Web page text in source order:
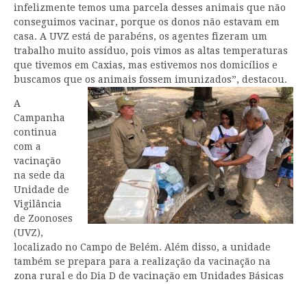
infelizmente temos uma parcela desses animais que não
conseguimos vacinar, porque os donos não estavam em
casa. A UVZ está de parabéns, os agentes fizeram um
trabalho muito assíduo, pois vimos as altas temperaturas
que tivemos em Caxias, mas estivemos nos domicílios e
buscamos que os animais fossem imunizados”, destacou.
A
Campanha
continua
com a
vacinação
na sede da
Unidade de
Vigilância
de Zoonoses
(UVZ),
localizado no Campo de Belém. Além disso, a unidade
também se prepara para a realização da vacinação na
zona rural e do Dia D de vacinação em Unidades Básicas